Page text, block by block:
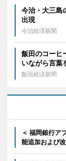
今治・大三島
出現
今治経済新聞
飯田のコーヒ
いながら言葉
飯田経済新聞
＜ 福岡銀行ア
能追加および